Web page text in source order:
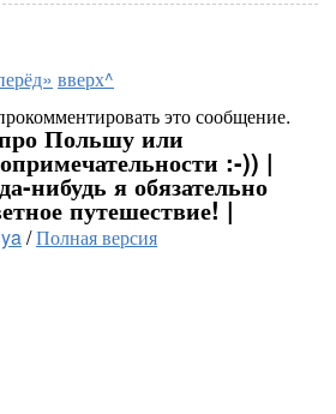
вверх^
это сообщение.
Польшу или
:-)) |
нибудь я обязательно
путешествие! |
/Полная версия